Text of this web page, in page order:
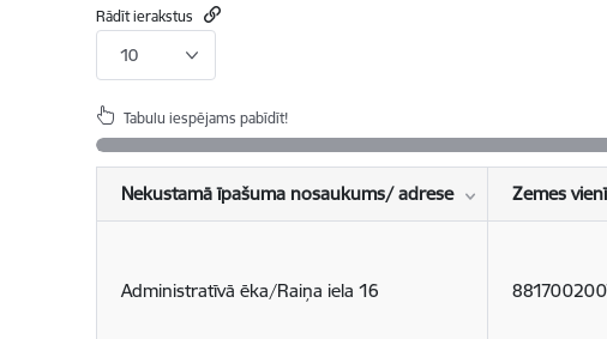
Rādīt ierakstus
10
Tabulu iespējams pabīdīt!
Nekustamā īpašuma nosaukums/ adrese Zemes
Administratīvā ēka/Raiņa iela 16